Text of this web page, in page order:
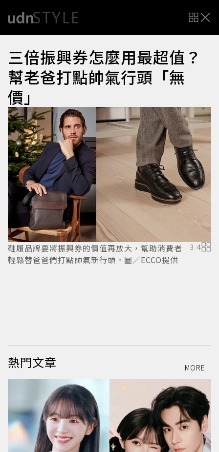
三倍振興券怎麼用最超值？
幫老爸打點帥氣行頭「無
價」
鞋履品牌要將振興券的價值再放大，幫助消費者
輕鬆替爸爸們打點帥氣新行頭。圖／ECCO提供
3/4
熱門文章 MORE